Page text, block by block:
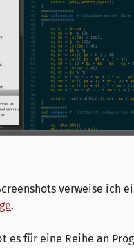
verweise ich
.
es für eine Reihe an